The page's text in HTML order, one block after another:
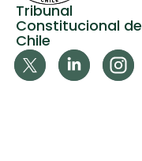
Tribunal
Constitucional de
Chile